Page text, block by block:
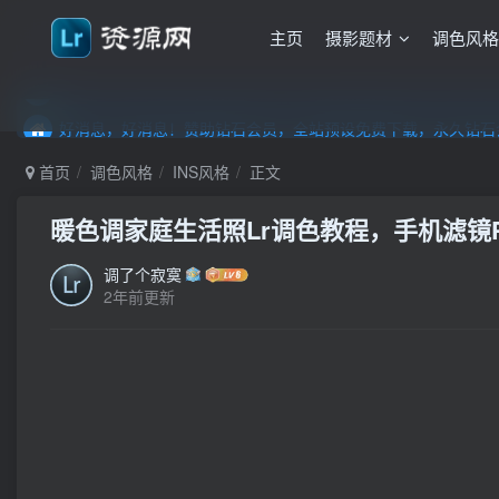
主页 摄影题材 调色风格
好消息，好消息！赞助钻石会员，全站预设免费下载，永久
首页 调色风格 INS风格 正文
暖色调家庭生活照Lr调色教程，手机滤
调了个寂寞
2年前更新